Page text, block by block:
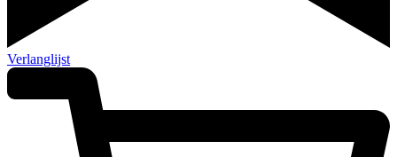
Verlanglijst